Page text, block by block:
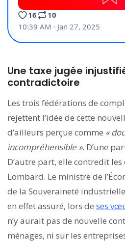
Une taxe jugée
contradictoire
Les trois fédérations de
rejettent l’idée de cette
d’ailleurs perçue comme «
incompréhensible ». D’une
D’autre part, elle contredit les
Lombard. Le ministre de
de la Souveraineté
en effet assuré, lors de ses
n’y aurait pas de nouvelle
ménages, ni sur les